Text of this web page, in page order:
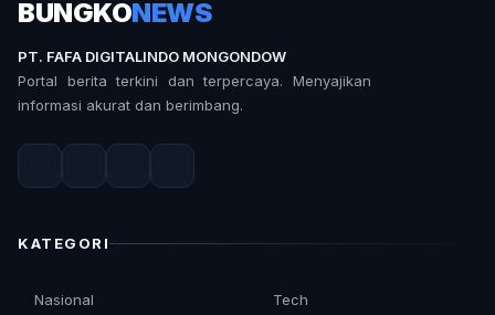
BUNGKONEWS
PT. FAFA DIGITALINDO MONGONDOW
Portal berita terkini dan terpercaya. Menyajikan
informasi akurat dan berimbang.
KATEGORI
Nasional Tech